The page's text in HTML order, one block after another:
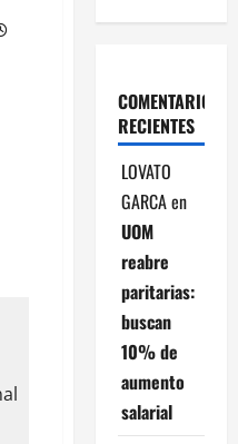
COMENTARIOS
RECIENTES
LOVATO
GARCAen
UOM
reabre
paritarias:
buscan
10% de
aumento
salarial